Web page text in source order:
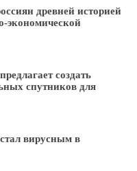
древней историей
экономической
создать
спутников для
вирусным в